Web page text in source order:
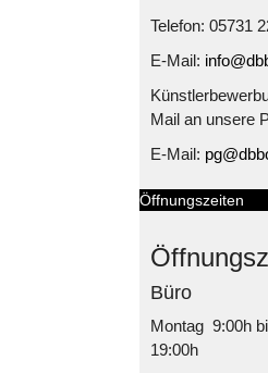
Telefon: 05731
E-Mail:
Mail an unsere
E-Mail:
Öffnungszeiten
Büro
Montag 9:00h
19:00h